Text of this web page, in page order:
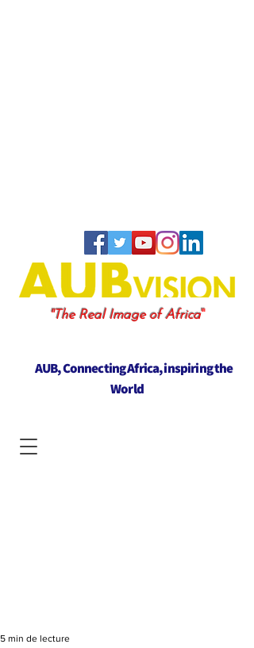
"The Real Image of Africa"
AUB, Connecting Africa, inspiring the
World
5 min de lecture